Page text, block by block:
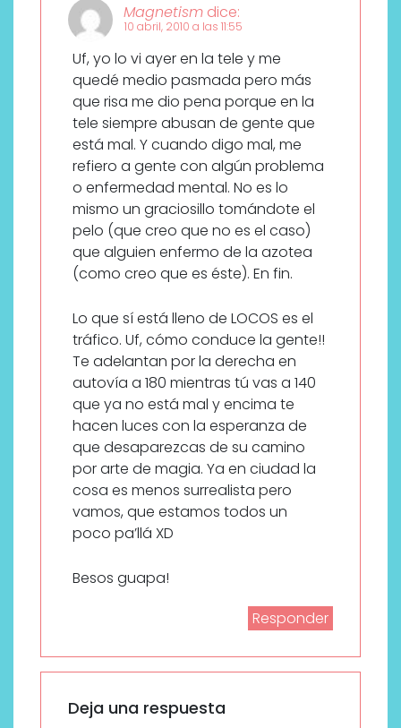
Magnetism dice:
10 abril, 2010 a las 11:55
Uf, yo lo vi ayer en la tele y me
quedé medio pasmada pero más
que risa me dio pena porque en la
tele siempre abusan de gente que
está mal. Y cuando digo mal, me
refiero a gente con algún problema
o enfermedad mental. No es lo
mismo un graciosillo tomándote el
pelo (que creo que no es el caso)
que alguien enfermo de la azotea
(como creo que es éste). En fin.
Lo que sí está lleno de LOCOS es el
tráfico. Uf, cómo conduce la gente!!
Te adelantan por la derecha en
autovía a 180 mientras tú vas a 140
que ya no está mal y encima te
hacen luces con la esperanza de
que desaparezcas de su camino
por arte de magia. Ya en ciudad la
cosa es menos surrealista pero
vamos, que estamos todos un
poco pa’llá XD
Besos guapa!
Responder
Deja una respuesta